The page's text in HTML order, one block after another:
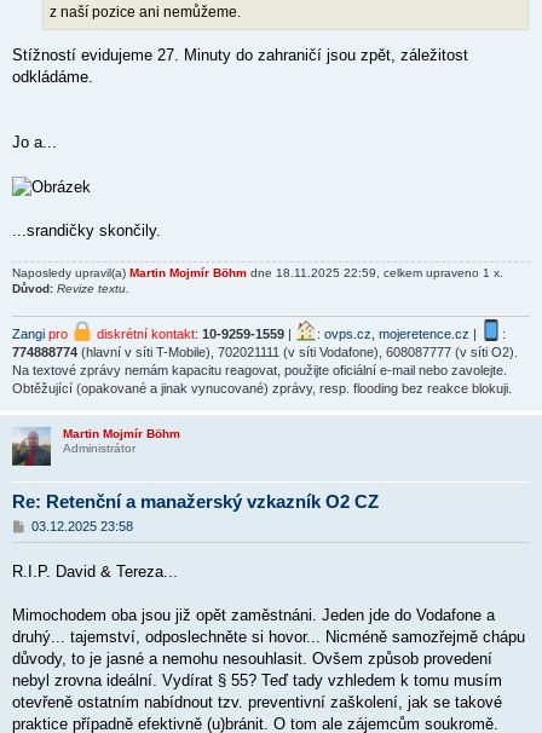
z naší pozice ani nemůžeme.
Stížností evidujeme 27. Minuty do zahraničí jsou zpět, záležitost
odkládáme.
Jo a...
...srandičky skončily.
Naposledy upravil(a) Martin Mojmír Böhm dne 18.11.2025 22:59, celkem upraveno 1 x.
Důvod: Revize textu.
Zangi pro diskrétní kontakt: 10-9259-1559 : ovps.cz, mojeretence.cz
:
774888774 (hlavní v síti T-Mobile), 702021111 (v síti Vodafone), 608087777 (v síti O2).
Na textové zprávy nemám kapacitu reagovat, použijte oficiální e-mail nebo zavolejte.
Obtěžující (opakované a jinak vynucované) zprávy, resp. flooding bez reakce blokuji.
Martin Mojmír Böhm
Administrátor
Re: Retenční a manažerský vzkazník O2 CZ
P
ř
v
e
k
03.12.2025 23:58
R.I.P. David & Tereza...
Mimochodem oba jsou již opět zaměstnáni. Jeden jde do Vodafone a
druhý... tajemství, odposlechněte si hovor... Nicméně samozřejmě chápu
důvody, to je jasné a nemohu nesouhlasit. Ovšem způsob provedení
nebyl zrovna ideální. Vydírat § 55? Teď tady vzhledem k tomu musím
otevřeně ostatním nabídnout tzv. preventivní zaškolení, jak se takové
praktice případně efektivně (u)bránit. O tom ale zájemcům soukromě.